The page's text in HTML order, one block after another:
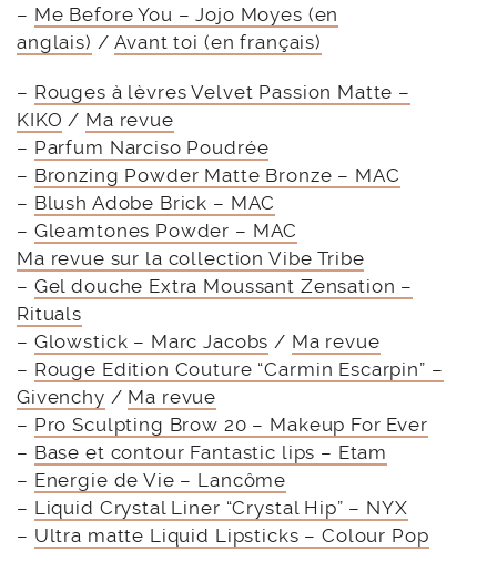
– Me Before You – Jojo Moyes (en
anglais) /Avant toi (en français)
– Rouges à lèvres Velvet Passion Matte –
KIKO / Ma revue
– Parfum Narciso Poudrée
– Bronzing Powder Matte Bronze – MAC
– Blush Adobe Brick – MAC
– Gleamtones Powder – MAC
Ma revue sur la collection Vibe Tribe
– Gel douche Extra Moussant Zensation –
Rituals
– Glowstick – Marc Jacobs / Ma revue
– Rouge Edition Couture “Carmin Escarpin” –
Givenchy / Ma revue
– Pro Sculpting Brow 20 – Makeup For Ever
– Base et contour Fantastic lips – Etam
– Energie de Vie – Lancôme
– Liquid Crystal Liner “Crystal Hip” – NYX
– Ultra matte Liquid Lipsticks – Colour Pop